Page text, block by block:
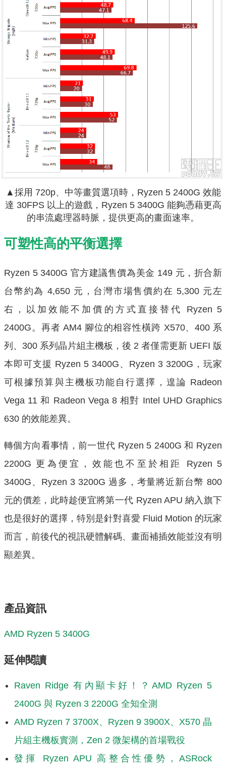
▲採用 720p、中等畫質選項時，Ryzen 5 2400G 效能
達 30FPS 以上的遊戲，Ryzen 5 3400G 能夠憑藉更高
的串流處理器時脈，提供更高的畫面速率。
可塑性高的平衡選擇
Ryzen 5 3400G 官方建議售價為美金 149 元，折合新
台幣約為 4,650 元，台灣市場售價約在 5,300 元左
右，以加效能不加價的方式直接替代 Ryzen 5
2400G。再者 AM4 腳位的相容性橫跨 X570、400 系
列、300 系列晶片組主機板，後 2 者僅需更新 UEFI 版
本即可支援 Ryzen 5 3400G、Ryzen 3 3200G，玩家
可根據預算與主機板功能自行選擇，遑論 Radeon
Vega 11 和 Radeon Vega 8 相對 Intel UHD Graphics
630 的效能差異。
轉個方向看事情，前一世代 Ryzen 5 2400G 和 Ryzen
2200G 更為便宜，效能也不至於相距 Ryzen 5
3400G、Ryzen 3 3200G 過多，考量將近新台幣 800
元的價差，此時趁便宜將第一代 Ryzen APU 納入旗下
也是很好的選擇，特別是針對喜愛 Fluid Motion 的玩家
而言，前後代的視訊硬體解碼、畫面補插效能並沒有明
顯差異。
產品資訊
AMD Ryzen 5 3400G
延伸閱讀
Raven Ridge 有內顯卡好！？AMD Ryzen 5
2400G 與 Ryzen 3 2200G 全知全測
AMD Ryzen 7 3700X、Ryzen 9 3900X、X570 晶
片組主機板實測，Zen 2 微架構的首場戰役
發揮 Ryzen APU 高整合性優勢，ASRock